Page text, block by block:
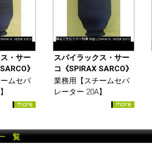
・サー
》
ムセパ
スパイラックス・サー
コ《SPIRAX SARCO》
業務用【スチームセパ
レーター 20A】
覧